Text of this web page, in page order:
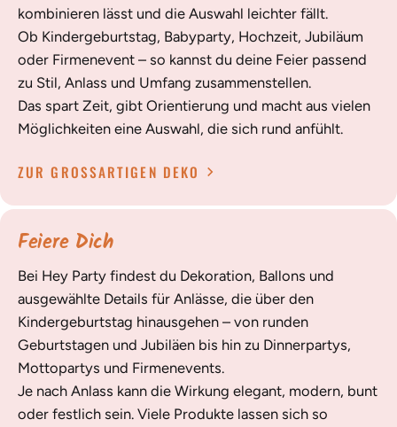
kombinieren lässt und die Auswahl leichter fällt.
Ob Kindergeburtstag, Babyparty, Hochzeit, Jubiläum
oder Firmenevent – so kannst du deine Feier passend
zu Stil, Anlass und Umfang zusammenstellen.
Das spart Zeit, gibt Orientierung und macht aus vielen
Möglichkeiten eine Auswahl, die sich rund anfühlt.
ZUR GROSSARTIGEN DEKO
Feiere Dich
Bei Hey Party findest du Dekoration, Ballons und
ausgewählte Details für Anlässe, die über den
Kindergeburtstag hinausgehen – von runden
Geburtstagen und Jubiläen bis hin zu Dinnerpartys,
Mottopartys und Firmenevents.
Je nach Anlass kann die Wirkung elegant, modern, bunt
oder festlich sein. Viele Produkte lassen sich so